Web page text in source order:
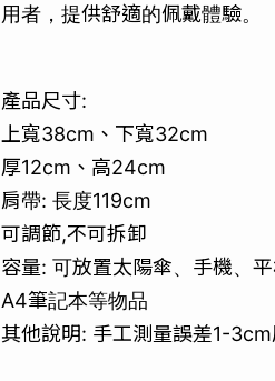
用者，提供舒適的佩戴體驗。
產品尺寸:
上寬38cm、下寬32cm
厚12cm、高24cm
肩帶: 長度119cm
可調節,不可拆卸
容量: 可放置太陽傘、手機、平
A4筆記本等物品
其他說明: 手工測量誤差1-